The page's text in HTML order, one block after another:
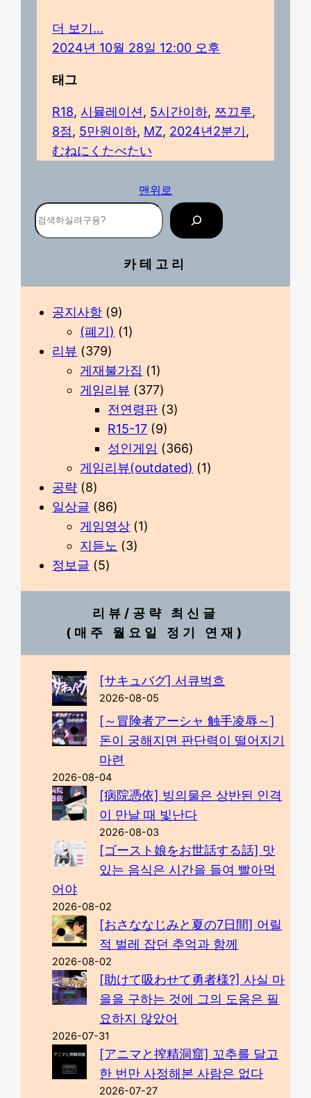
더 보기…
2024년 10월 28일 12:00 오후
태그
R18, 시뮬레이션 , 5시간이하, 쯔끄루
8점, 5만원이하, MZ, 2024년2분기
むねにくたべたい
맨위로
카테고리
공지사항 (9)
(폐기) (1)
리뷰 (379)
게재불가집 (1)
게임리뷰 (377)
전연령판 (3)
R15-17 (9)
성인게임 (366)
게임리뷰(outdated) (1)
공략 (8)
일상글 (86)
게임영상 (1)
지듣노 (3)
정보글 (5)
리뷰/공략 최신글
(매주 월요일 정기 연재)
[サキュバグ] 서큐벅흐
2026-08-05
[～冒険者アーシャ 触手凌辱～]
돈이 궁해지면 판단력이 떨어지기
마련
2026-08-04
[病院憑依] 빙의물은 상반된 인격
이 만날 때 빛난다
2026-08-03
[ゴースト娘をお世話する話] 맛
있는 음식은 시간을 들여 빨아먹
어야
2026-08-02
[おさななじみと夏の7日間] 어릴
적 벌레 잡던 추억과 함께
2026-08-02
[助けて吸わせて勇者様?] 사실 마
을을 구하는 것에 그의 도움은 필
요하지 않았어
2026-07-31
[アニマと搾精洞窟] 꼬추를 달고
한 번만 사정해본 사람은 없다
2026-07-27